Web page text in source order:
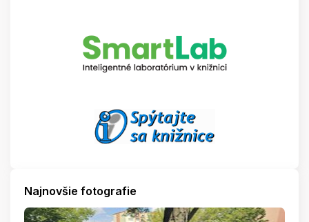
Najnovšie fotografie